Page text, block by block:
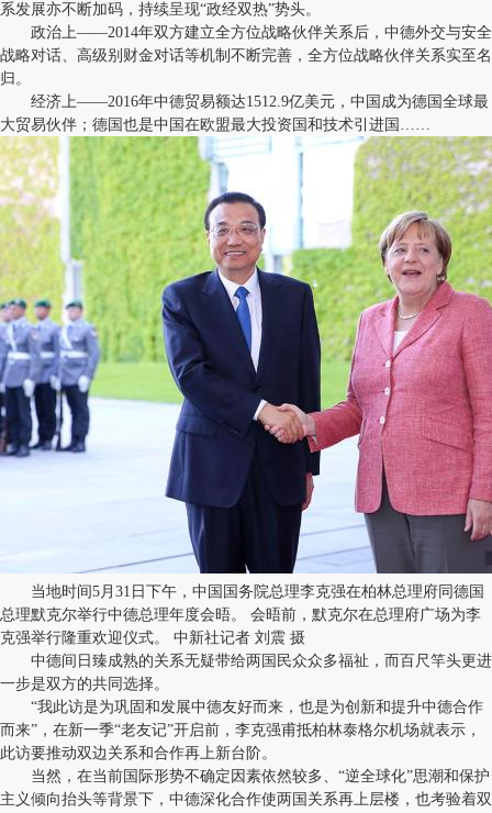
系发展亦不断加码，持续呈现“政经双热”势头。
政治上——2014年双方建立全方位战略伙伴关系后，中德外交与安全
战略对话、高级别财金对话等机制不断完善，全方位战略伙伴关系实至名
归。
经济上——2016年中德贸易额达1512.9亿美元，中国成为德国全球最
大贸易伙伴；德国也是中国在欧盟最大投资国和技术引进国……
当地时间5月31日下午，中国国务院总理李克强在柏林总理府同德国
总理默克尔举行中德总理年度会晤。 会晤前，默克尔在总理府广场为李
克强举行隆重欢迎仪式。 中新社记者 刘震 摄
中德间日臻成熟的关系无疑带给两国民众众多福祉，而百尺竿头更进
一步是双方的共同选择。
“我此访是为巩固和发展中德友好而来，也是为创新和提升中德合作
而来”，在新一季“老友记”开启前，李克强甫抵柏林泰格尔机场就表示，
此访要推动双边关系和合作再上新台阶。
当然，在当前国际形势不确定因素依然较多、“逆全球化”思潮和保护
主义倾向抬头等背景下，中德深化合作使两国关系再上层楼，也考验着双